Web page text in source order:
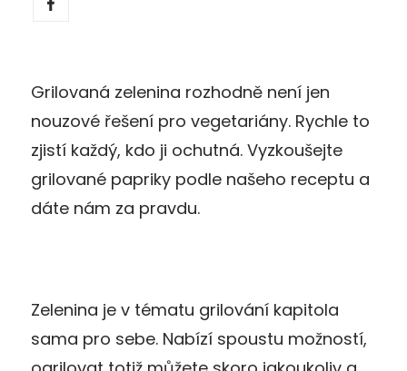
Grilovaná zelenina rozhodně není jen
nouzové řešení pro vegetariány. Rychle to
zjistí každý, kdo ji ochutná. Vyzkoušejte
grilované papriky podle našeho receptu a
dáte nám za pravdu.
Zelenina je v tématu grilování kapitola
sama pro sebe. Nabízí spoustu možností,